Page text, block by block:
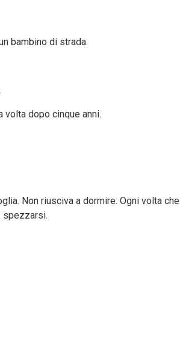
bambino di strada.
dopo cinque anni.
Non riusciva a dormire. Ogni volta
spezzarsi.